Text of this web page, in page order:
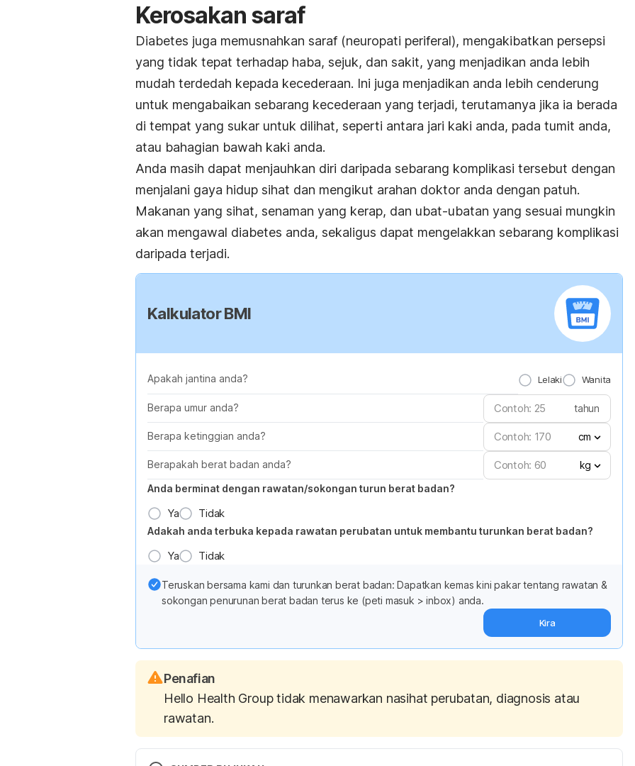
Kerosakan saraf
Diabetes juga memusnahkan saraf (neuropati periferal), mengakibatkan persepsi
yang tidak tepat terhadap haba, sejuk, dan sakit, yang menjadikan anda lebih
mudah terdedah kepada kecederaan. Ini juga menjadikan anda lebih cenderung
untuk mengabaikan sebarang kecederaan yang terjadi, terutamanya jika ia berada
di tempat yang sukar untuk dilihat, seperti antara jari kaki anda, pada tumit anda,
atau bahagian bawah kaki anda.
Anda masih dapat menjauhkan diri daripada sebarang komplikasi tersebut dengan
menjalani gaya hidup sihat dan mengikut arahan doktor anda dengan patuh.
Makanan yang sihat, senaman yang kerap, dan ubat-ubatan yang sesuai mungkin
akan mengawal diabetes anda, sekaligus dapat mengelakkan sebarang komplikasi
daripada terjadi.
Kalkulator BMI
Apakah jantina anda? Lelaki Wanita
Berapa umur anda? tahun
Berapa ketinggian anda? cm
Berapakah berat badan anda?
kg
Anda berminat dengan rawatan/sokongan turun berat badan?
Ya Tidak
Adakah anda terbuka kepada rawatan perubatan untuk membantu turunkan berat badan?
Ya Tidak
Teruskan bersama kami dan turunkan berat badan: Dapatkan kemas kini pakar tentang rawatan &
sokongan penurunan berat badan terus ke (peti masuk > inbox) anda.
Kira
Penafian
Hello Health Group tidak menawarkan nasihat perubatan, diagnosis atau
rawatan.